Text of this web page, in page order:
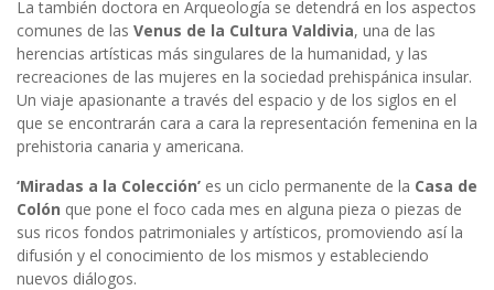
La también doctora en Arqueología se detendrá en los aspectos
comunes de las Venus de la Cultura Valdivia, una de las
herencias artísticas más singulares de la humanidad, y las
recreaciones de las mujeres en la sociedad prehispánica insular.
Un viaje apasionante a través del espacio y de los siglos en el
que se encontrarán cara a cara la representación femenina en la
prehistoria canaria y americana.
‘Miradas a la Colección’ es un ciclo permanente de la Casa de
Colón que pone el foco cada mes en alguna pieza o piezas de
sus ricos fondos patrimoniales y artísticos, promoviendo así la
difusión y el conocimiento de los mismos y estableciendo
nuevos diálogos.